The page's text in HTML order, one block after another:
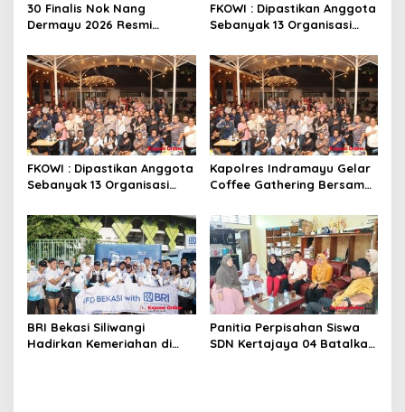
30 Finalis Nok Nang
Dermayu 2026 Resmi
Menuju Duta Daerah
FKOWI : Dipastikan Anggota
Sebanyak 13 Organisasi
Indramayu
FKOWI : Dipastikan Anggota
Sebanyak 13 Organisasi
Indramayu
Kapolres Indramayu Gelar
Coffee Gathering Bersama
BRI Bekasi Siliwangi
Hadirkan Kemeriahan di
Panitia Perpisahan Siswa
SDN Kertajaya 04 Batalkan